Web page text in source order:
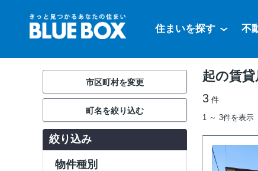
住まいを探す 不
起の賃
3 件
1 ～ 3件を表示
市区町村を変更
町名を絞り込む
絞り込み
物件種別